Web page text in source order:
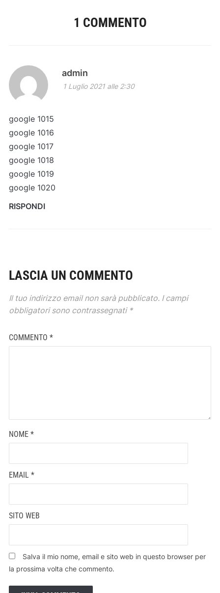
1 COMMENTO
admin
1 Luglio 2021 alle 2:30
google 1015
google 1016
google 1017
google 1018
google 1019
google 1020
RISPONDI
LASCIA UN COMMENTO
Il tuo indirizzo email non sarà pubblicato. I campi
obbligatori sono contrassegnati *
COMMENTO *
NOME *
EMAIL *
SITO WEB
Salva il mio nome, email e sito web in questo browser per
la prossima volta che commento.